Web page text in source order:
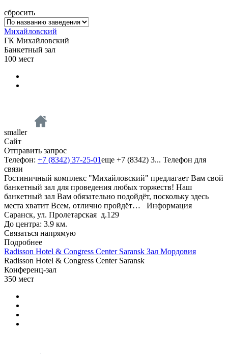
сбросить
Михайловский
ГК Михайловский
Банкетный зал
100 мест
smaller
Сайт
Отправить запрос
Телефон: +7 (8342) 37-25-01еще +7 (8342) 3... Телефон для
связи
Гостиничный комплекс "Михайловский" предлагает Вам свой
банкетный зал для проведения любых торжеств! Наш
банкетный зал Вам обязательно подойдёт, поскольку здесь
места хватит Всем, отлично пройдёт… Информация
Саранск, ул. Пролетарская д.129
До центра: 3.9 км.
Связаться напрямую
Подробнее
Radisson Hotel & Congress Center Saransk Зал Мордовия
Radisson Hotel & Congress Center Saransk
Конференц-зал
350 мест